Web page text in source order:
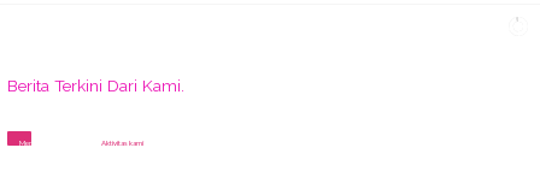
Terkini Dari Kami.
Aktivitas kami